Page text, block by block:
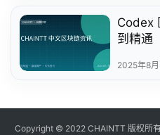
Codex
到精通
2025年8月
Copyright © 2022 CHAINTT 版权所